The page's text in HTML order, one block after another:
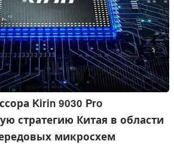
Kirin 9030 Pro
стратегию Китая в области
микросхем